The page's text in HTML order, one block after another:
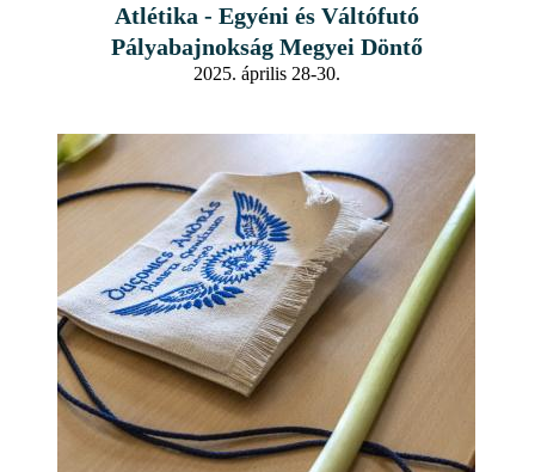
Atlétika - Egyéni és Váltófutó
Pályabajnokság Megyei Döntő
2025. április 28-30.